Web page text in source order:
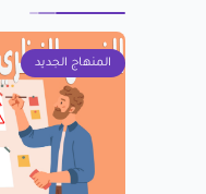
المنهاج الجديد